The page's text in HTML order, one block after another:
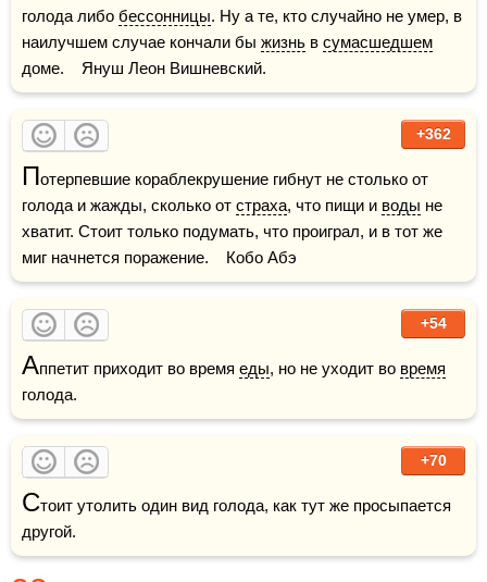
голода либо бессонницы. Ну а те, кто случайно не умер, в
наилучшем случае кончали бы жизнь в сумасшедшем
доме.    Януш Леон Вишневский.
+362
Потерпевшие кораблекрушение гибнут не столько от
голода и жажды, сколько от страха, что пищи и воды не
хватит. Стоит только подумать, что проиграл, и в тот же
миг начнется поражение.    Кобо Абэ
+54
Аппетит приходит во время еды, но не уходит во время
голода.
+70
Стоит утолить один вид голода, как тут же просыпается
другой.